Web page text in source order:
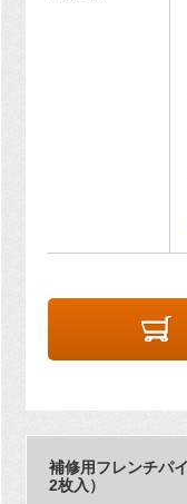
補修用フレンチパ
2枚入）